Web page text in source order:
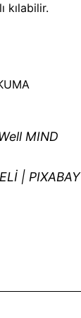
kılabilir.
MIND
| PIXABAY